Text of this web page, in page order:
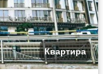
Квартира